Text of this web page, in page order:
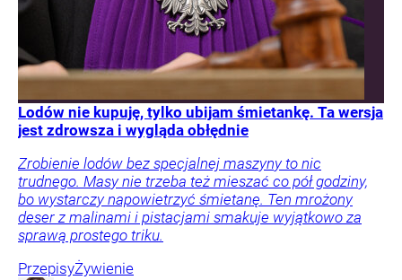
Lodów nie kupuję, tylko ubijam śmietankę. Ta wersja
jest zdrowsza i wygląda obłędnie
Zrobienie lodów bez specjalnej maszyny to nic
trudnego. Masy nie trzeba też mieszać co pół godziny,
bo wystarczy napowietrzyć śmietanę. Ten mrożony
deser z malinami i pistacjami smakuje wyjątkowo za
sprawą prostego triku.
PrzepisyŻywienie